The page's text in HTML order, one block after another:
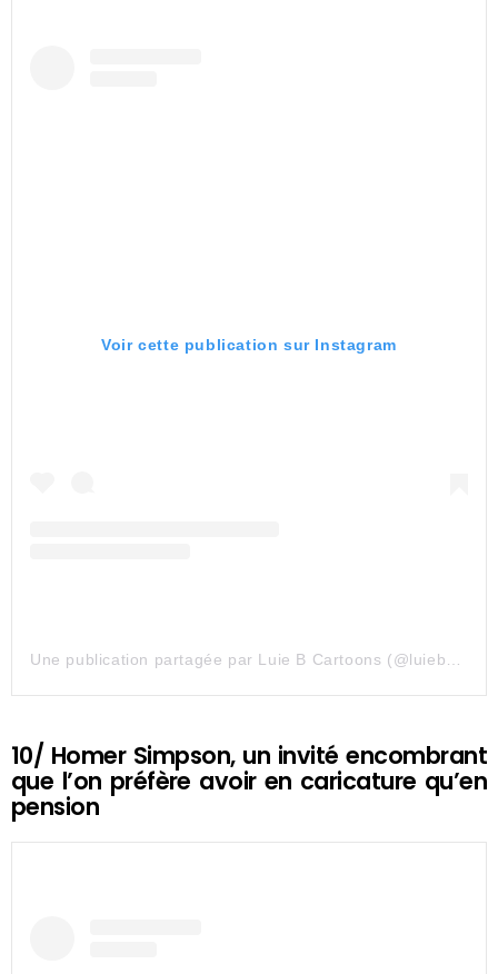
Voir cette publication sur Instagram
10/ Homer Simpson, un invité encombrant
que l’on préfère avoir en caricature qu’en
pension